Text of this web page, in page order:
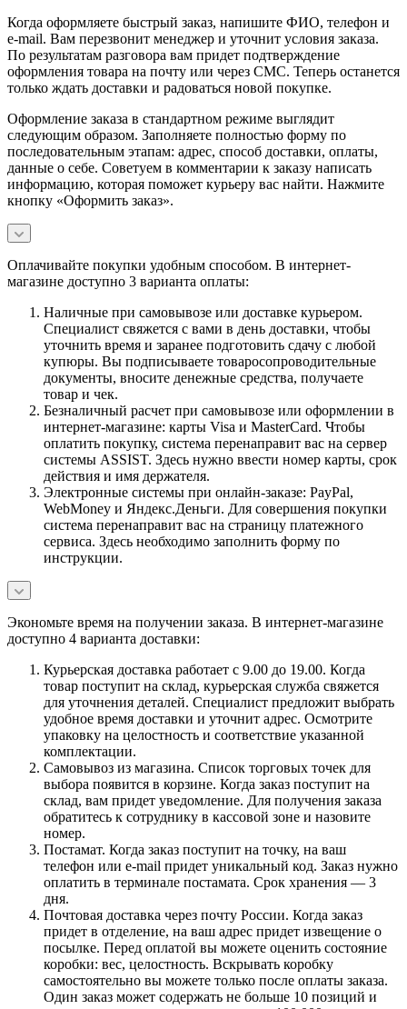
Когда оформляете быстрый заказ, напишите ФИО, телефон и
e-mail. Вам перезвонит менеджер и уточнит условия заказа.
По результатам разговора вам придет подтверждение
оформления товара на почту или через СМС. Теперь останется
только ждать доставки и радоваться новой покупке.
Оформление заказа в стандартном режиме выглядит
следующим образом. Заполняете полностью форму по
последовательным этапам: адрес, способ доставки, оплаты,
данные о себе. Советуем в комментарии к заказу написать
информацию, которая поможет курьеру вас найти. Нажмите
кнопку «Оформить заказ».
Оплачивайте покупки удобным способом. В интернет-
магазине доступно 3 варианта оплаты:
Наличные при самовывозе или доставке курьером.
Специалист свяжется с вами в день доставки, чтобы
уточнить время и заранее подготовить сдачу с любой
купюры. Вы подписываете товаросопроводительные
документы, вносите денежные средства, получаете
товар и чек.
Безналичный расчет при самовывозе или оформлении в
интернет-магазине: карты Visa и MasterCard. Чтобы
оплатить покупку, система перенаправит вас на сервер
системы ASSIST. Здесь нужно ввести номер карты, срок
действия и имя держателя.
Электронные системы при онлайн-заказе: PayPal,
WebMoney и Яндекс.Деньги. Для совершения покупки
система перенаправит вас на страницу платежного
сервиса. Здесь необходимо заполнить форму по
инструкции.
Экономьте время на получении заказа. В интернет-магазине
доступно 4 варианта доставки:
Курьерская доставка работает с 9.00 до 19.00. Когда
товар поступит на склад, курьерская служба свяжется
для уточнения деталей. Специалист предложит выбрать
удобное время доставки и уточнит адрес. Осмотрите
упаковку на целостность и соответствие указанной
комплектации.
Самовывоз из магазина. Список торговых точек для
выбора появится в корзине. Когда заказ поступит на
склад, вам придет уведомление. Для получения заказа
обратитесь к сотруднику в кассовой зоне и назовите
номер.
Постамат. Когда заказ поступит на точку, на ваш
телефон или e-mail придет уникальный код. Заказ нужно
оплатить в терминале постамата. Срок хранения — 3
дня.
Почтовая доставка через почту России. Когда заказ
придет в отделение, на ваш адрес придет извещение о
посылке. Перед оплатой вы можете оценить состояние
коробки: вес, целостность. Вскрывать коробку
самостоятельно вы можете только после оплаты заказа.
Один заказ может содержать не больше 10 позиций и